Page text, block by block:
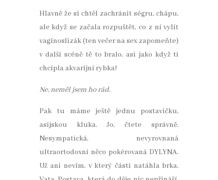
Hlavně že si chtěl zachránit ségru, chápu,
ale když se začala rozpuštět, co z ní vylít
vagínoslizák (ten večer na sex zapomeňte)
v další scéně tě to bralo, asi jako když ti
chcípla akvarijní rybka!
Ne, neměl jsem ho rád.
Pak tu máme ještě jednu postavičku,
asijskou kluka. Jo, čtete správně.
Nesympatická, nevyrovnaná
ultraortodoxní něco pokérovaná DYLYNA.
Už ani nevím, v který části natáhla brka.